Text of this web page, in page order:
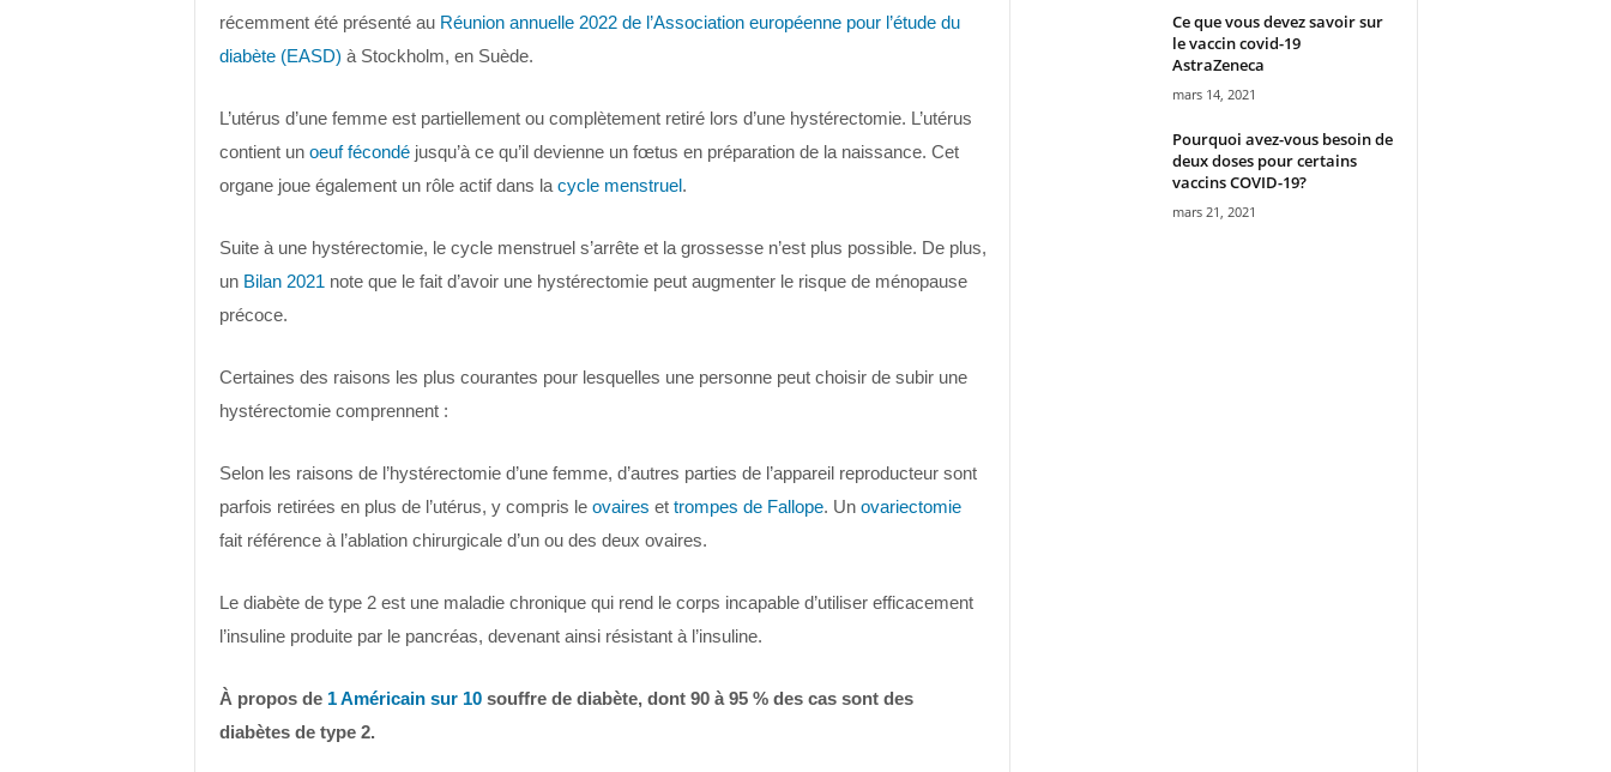
récemment été présenté au Réunion annuelle 2022 de l’Association européenne pour l’étude du
diabète (EASD) à Stockholm, en Suède.
L’utérus d’une femme est partiellement ou complètement retiré lors d’une hystérectomie. L’utérus
contient un oeuf fécondéjusqu’à ce qu’il devienne un fœtus en préparation de la naissance. Cet
organe joue également un rôle actif dans la cycle menstruel.
Suite à une hystérectomie, le cycle menstruel s’arrête et la grossesse n’est plus possible. De plus,
un Bilan 2021 note que le fait d’avoir une hystérectomie peut augmenter le risque de ménopause
précoce.
Certaines des raisons les plus courantes pour lesquelles une personne peut choisir de subir une
hystérectomie comprennent :
Selon les raisons de l’hystérectomie d’une femme, d’autres parties de l’appareil reproducteur sont
parfois retirées en plus de l’utérus, y compris le ovaires et trompes de Fallope. Un ovariectomie
fait référence à l’ablation chirurgicale d’un ou des deux ovaires.
Le diabète de type 2 est une maladie chronique qui rend le corps incapable d’utiliser efficacement
l’insuline produite par le pancréas, devenant ainsi résistant à l’insuline.
À propos de 1 Américain sur 10souffre de diabète, dont 90 à 95 % des cas sont des
diabètes de type 2.
Ce que vous devez savoir sur
le vaccin covid-19
AstraZeneca
mars 14, 2021
Pourquoi avez-vous besoin de
deux doses pour certains
vaccins COVID-19?
mars 21, 2021